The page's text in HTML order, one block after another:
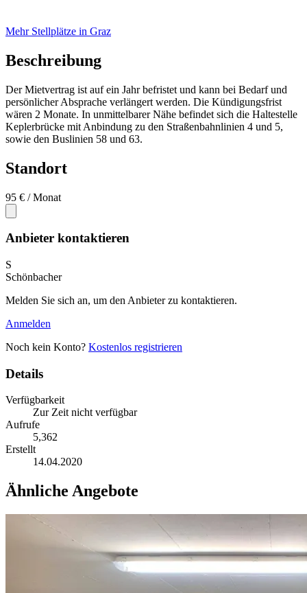
Mehr Stellplätze in Graz
Beschreibung
Der Mietvertrag ist auf ein Jahr befristet und kann bei Bedarf und
persönlicher Absprache verlängert werden. Die Kündigungsfrist
wären 2 Monate. In unmittelbarer Nähe befindet sich die Haltestelle
Keplerbrücke mit Anbindung zu den Straßenbahnlinien 4 und 5,
sowie den Buslinien 58 und 63.
Standort
95 € / Monat
Anbieter kontaktieren
S
Schönbacher
Melden Sie sich an, um den Anbieter zu kontaktieren.
Anmelden
Noch kein Konto? Kostenlos registrieren
Details
Verfügbarkeit
Zur Zeit nicht verfügbar
Aufrufe
5,362
Erstellt
14.04.2020
Ähnliche Angebote